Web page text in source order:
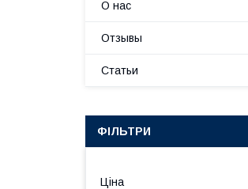
О нас
Отзывы
Статьи
ФІЛЬТРИ
Ціна